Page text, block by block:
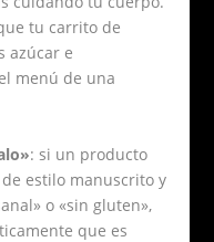
tu carrito de
azúcar e
menú de una
: si un producto
estilo manuscrito y
o «sin gluten»,
que es